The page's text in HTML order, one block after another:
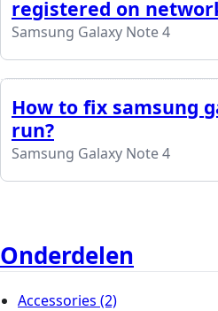
registered on
Samsung Galaxy Note 4
How to fix samsung
run?
Samsung Galaxy Note 4
Onderdelen
Accessories (2)